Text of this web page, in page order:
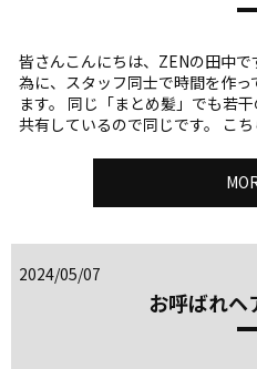
皆さんこんにちは、ZENの田中
為に、スタッフ同士で時間を作
ます。 同じ「まとめ髪」でも若
共有しているので同じです。 こ
2024/05/07
お呼ばれ